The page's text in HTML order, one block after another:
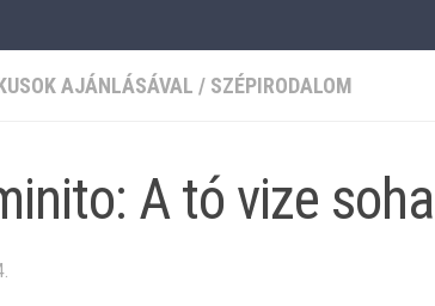
AJÁNLÁSÁVAL / SZÉPIRODALOM
A tó vize